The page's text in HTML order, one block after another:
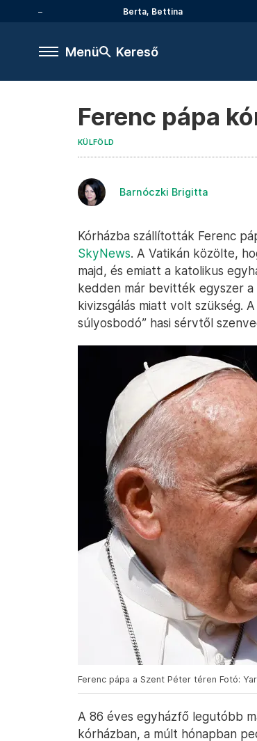
Berta, Bettina
Menü Kereső
Ferenc pápa
KÜLFÖLD
Barnóczki Brigitta
Kórházba szállították Ferenc
SkyNews. A Vatikán közölte,
majd, és emiatt a katolikus
kedden már bevitték egyszer
kivizsgálás miatt volt szükség.
súlyosbodó” hasi sérvtől
Ferenc pápa a Szent Péter téren Fotó:
A 86 éves egyházfő legutóbb
kórházban, a múlt hónapban